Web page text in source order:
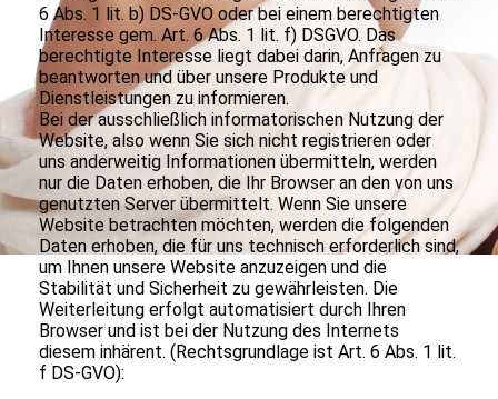
6 Abs. 1 lit. b) DS-GVO oder bei einem berechtigten
Interesse gem. Art. 6 Abs. 1 lit. f) DSGVO. Das
berechtigte Interesse liegt dabei darin, Anfragen zu
beantworten und über unsere Produkte und
Dienstleistungen zu informieren.
Bei der ausschließlich informatorischen Nutzung der
Website, also wenn Sie sich nicht registrieren oder
uns anderweitig Informationen übermitteln, werden
nur die Daten erhoben, die Ihr Browser an den von uns
genutzten Server übermittelt. Wenn Sie unsere
Website betrachten möchten, werden die folgenden
Daten erhoben, die für uns technisch erforderlich sind,
um Ihnen unsere Website anzuzeigen und die
Stabilität und Sicherheit zu gewährleisten. Die
Weiterleitung erfolgt automatisiert durch Ihren
Browser und ist bei der Nutzung des Internets
diesem inhärent. (Rechtsgrundlage ist Art. 6 Abs. 1 lit.
f DS-GVO):